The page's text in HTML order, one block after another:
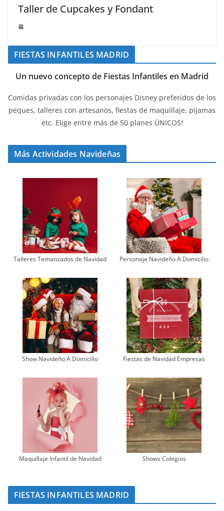
Taller de Cupcakes y Fondant
FIESTAS INFANTILES MADRID
Un nuevo concepto de Fiestas Infantiles en Madrid
Comidas privadas con los personajes Disney preferidos de los
peques, talleres con artesanos, fiestas de maquillaje, pijamas
etc. Elige entre más de 50 planes ÚNICOS!
Más Actividades Navideñas
Talleres Tematizados de Navidad Personaje Navideño A Domicilio
Show Navideño A Domicilio Fiestas de Navidad Empresas
Maquillaje Infantil de Navidad Shows Colegios
FIESTAS INFANTILES MADRID